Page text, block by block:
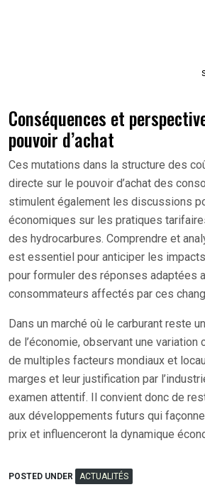
Conséquences et
pouvoir d’achat
Ces mutations dans la structure des
directe sur le pouvoir d’achat des
stimulent également les discussions
économiques sur les pratiques
des hydrocarbures. Comprendre et
est essentiel pour anticiper les
pour formuler des réponses adaptées
consommateurs affectés par ces
Dans un marché où le carburant reste
de l’économie, observant une variation
de multiples facteurs mondiaux et
marges et leur justification par
examen attentif. Il convient donc de
aux développements futurs qui
prix et influenceront la dynamique
POSTED UNDER ACTUALITÉS